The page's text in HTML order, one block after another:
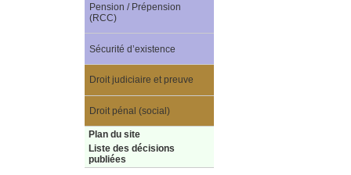
Pension / Prépension
(RCC)
Sécurité d’existence
Droit judiciaire et preuve
Droit pénal (social)
Plan du site
Liste des décisions
publiées